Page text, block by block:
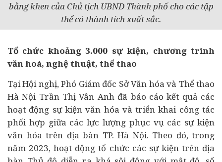
bằng khen của Chủ tịch UBND Thành phố cho các tập
thể có thành tích xuất sắc.
Tổ chức khoảng 3.000 sự kiện, chương trình
văn hoá, nghệ thuật, thể thao
Tại Hội nghị, Phó Giám đốc Sở Văn hóa và Thể thao
Hà Nội Trần Thị Vân Anh đã báo cáo kết quả các
hoạt động sự kiện văn hóa và triển khai công tác
phối hợp giữa các lực lượng phục vụ các sự kiện
văn hóa trên địa bàn TP. Hà Nội. Theo đó, trong
năm 2023, hoạt động tổ chức các sự kiện trên địa